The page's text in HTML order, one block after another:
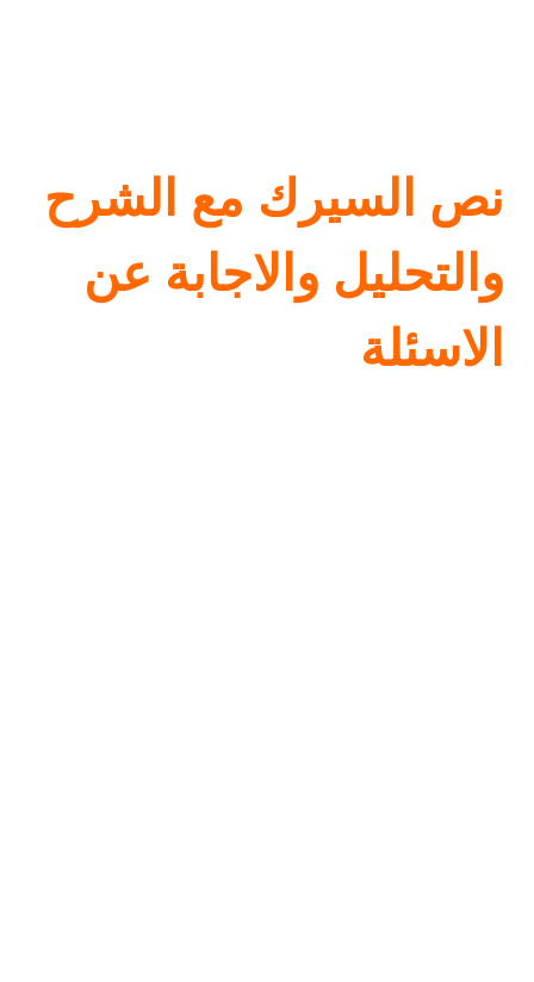
نص السيرك مع الشرح
والتحليل والاجابة عن
الاسئلة